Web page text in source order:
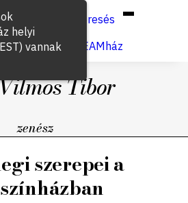
Keresés
VígSTREAMház
Tibor
zenész
szerepei a
helyi
vannak